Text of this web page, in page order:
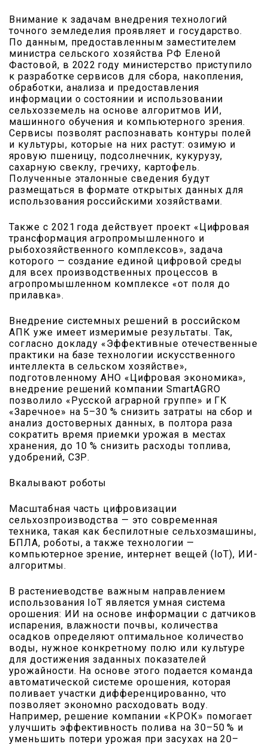
Внимание к задачам внедрения технологий
точного земледелия проявляет и государство.
По данным, предоставленным заместителем
министра сельского хозяйства РФ Еленой
Фастовой, в 2022 году министерство приступило
к разработке сервисов для сбора, накопления,
обработки, анализа и предоставления
информации о состоянии и использовании
сельхозземель на основе алгоритмов ИИ,
машинного обучения и компьютерного зрения.
Сервисы позволят распознавать контуры полей
и культуры, которые на них растут: озимую и
яровую пшеницу, подсолнечник, кукурузу,
сахарную свеклу, гречиху, картофель.
Полученные эталонные сведения будут
размещаться в формате открытых данных для
использования российскими хозяйствами.
Также с 2021 года действует проект «Цифровая
трансформация агропромышленного и
рыбохозяйственного комплексов», задача
которого — создание единой цифровой среды
для всех производственных процессов в
агропромышленном комплексе «от поля до
прилавка».
Внедрение системных решений в российском
АПК уже имеет измеримые результаты. Так,
согласно докладу «Эффективные отечественные
практики на базе технологии искусственного
интеллекта в сельском хозяйстве»,
подготовленному АНО «Цифровая экономика»,
внедрение решений компании SmartAGRO
позволило «Русской аграрной группе» и ГК
«Заречное» на 5–30 % снизить затраты на сбор и
анализ достоверных данных, в полтора раза
сократить время приемки урожая в местах
хранения, до 10 % снизить расходы топлива,
удобрений, СЗР.
Вкалывают роботы
Масштабная часть цифровизации
сельхозпроизводства — это современная
техника, такая как беспилотные сельхозмашины,
БПЛА, роботы, а также технологии —
компьютерное зрение, интернет вещей (IoT), ИИ-
алгоритмы.
В растениеводстве важным направлением
использования IoT является умная система
орошения: ИИ на основе информации с датчиков
испарения, влажности почвы, количества
осадков определяют оптимальное количество
воды, нужное конкретному полю или культуре
для достижения заданных показателей
урожайности. На основе этого подается команда
автоматической системе орошения, которая
поливает участки дифференцированно, что
позволяет экономно расходовать воду.
Например, решение компании «КРОК» помогает
улучшить эффективность полива на 30–50 % и
уменьшить потери урожая при засухах на 20–